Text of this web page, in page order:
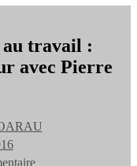
au travail :
avec Pierre